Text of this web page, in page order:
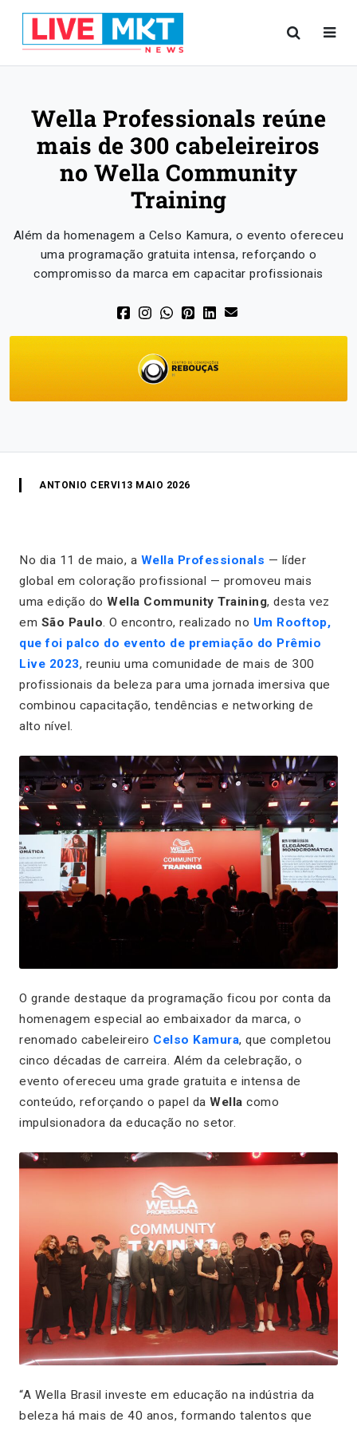
Wella Professionals reúne
mais de 300 cabeleireiros
no Wella Community
Training
Além da homenagem a Celso Kamura, o evento ofereceu
uma programação gratuita intensa, reforçando o
compromisso da marca em capacitar profissionais
ANTONIO CERVI 13 MAIO 2026
No dia 11 de maio, a Wella Professionals — líder
global em coloração profissional — promoveu mais
uma edição do Wella Community Training, desta vez
em São Paulo. O encontro, realizado no Um Rooftop,
que foi palco do evento de premiação do Prêmio
Live 2023, reuniu uma comunidade de mais de 300
profissionais da beleza para uma jornada imersiva que
combinou capacitação, tendências e networking de
alto nível.
O grande destaque da programação ficou por conta da
homenagem especial ao embaixador da marca, o
renomado cabeleireiro Celso Kamura, que completou
cinco décadas de carreira. Além da celebração, o
evento ofereceu uma grade gratuita e intensa de
conteúdo, reforçando o papel da Wella como
impulsionadora da educação no setor.
“A Wella Brasil investe em educação na indústria da
beleza há mais de 40 anos, formando talentos que